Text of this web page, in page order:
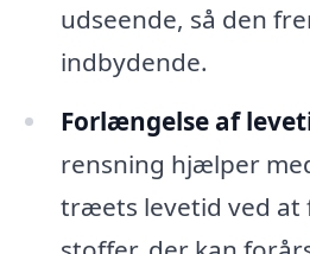
udseende, så den
indbydende.
Forlængelse af
rensning hjælper
træets levetid ved at